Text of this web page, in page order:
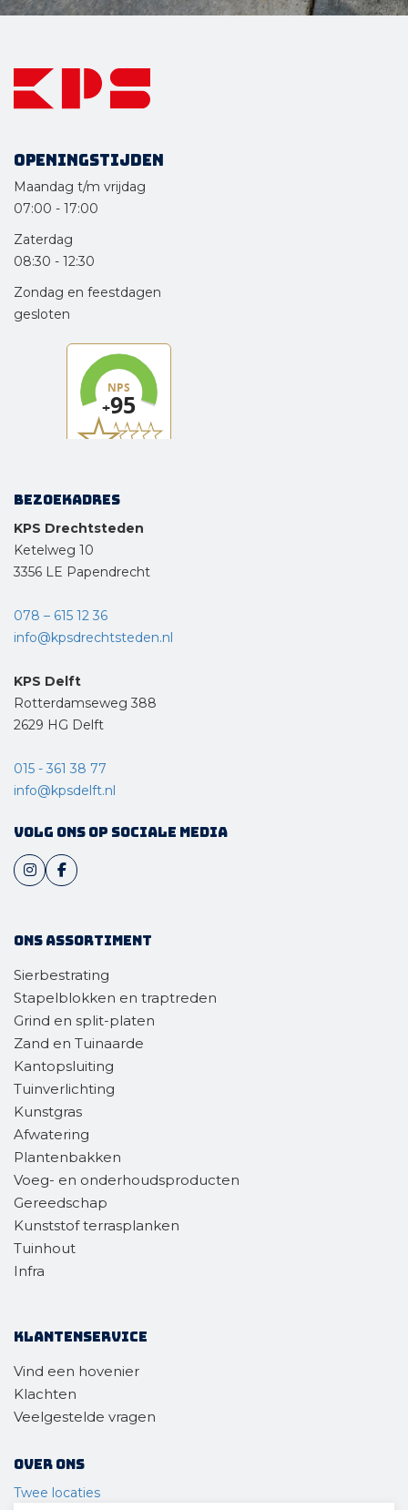
Openingstijden
Maandag t/m vrijdag
07:00 - 17:00
Zaterdag
08:30 - 12:30
Zondag en feestdagen
gesloten
Bezoekadres
KPS Drechtsteden
Ketelweg 10
3356 LE Papendrecht
078 – 615 12 36
info@kpsdrechtsteden.nl
KPS Delft
Rotterdamseweg 388
2629 HG Delft
015 - 361 38 77
info@kpsdelft.nl
Volg ons op sociale media
Ons assortiment
Sierbestrating
Stapelblokken en traptreden
Grind en split-platen
Zand en Tuinaarde
Kantopsluiting
Tuinverlichting
Kunstgras
Afwatering
Plantenbakken
Voeg- en onderhoudsproducten
Gereedschap
Kunststof terrasplanken
Tuinhout
Infra
Klantenservice
Vind een hovenier
Klachten
Veelgestelde vragen
Over ons
Twee locaties